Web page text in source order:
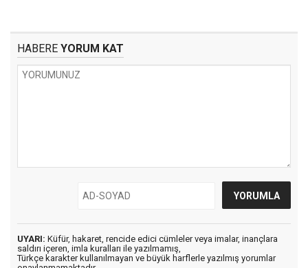
HABERE YORUM KAT
UYARI: Küfür, hakaret, rencide edici cümleler veya imalar, inançlara
saldırı içeren, imla kuralları ile yazılmamış,
Türkçe karakter kullanılmayan ve büyük harflerle yazılmış yorumlar